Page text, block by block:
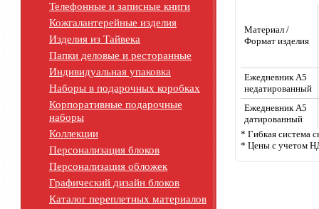
Телефонные и записные книги
Кожгалантерейные изделия
Изделия из Тайвека
Папки деловые и ресторанные
Индивидуальная упаковка
Наборы в подарочных коробках
Корпоративные подарочные
наборы
Коллекции
Персонализация блоков
Персонализация обложек
Графический дизайн блоков
Каталог переплетных материалов
Материал /
Формат изделия
Ежедневник А5
недатированный
Ежедневник А5
датированный
* Гибкая система
* Цены с учетом